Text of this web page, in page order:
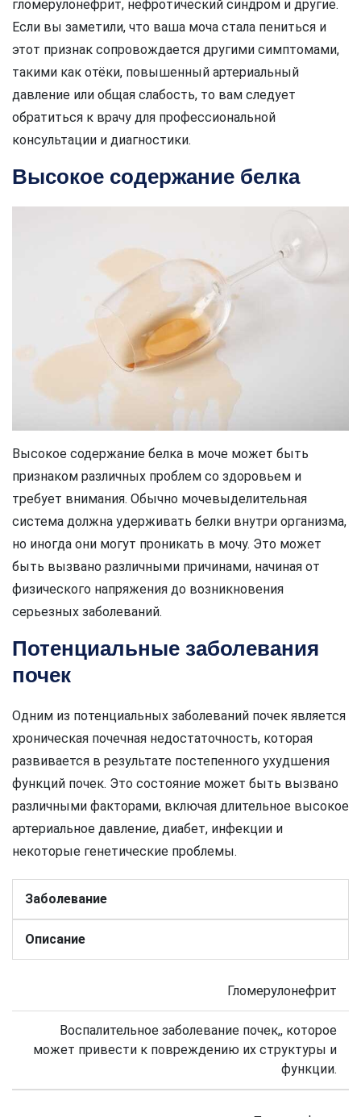
гломерулонефрит, нефротический синдром и другие.
Если вы заметили, что ваша моча стала пениться и
этот признак сопровождается другими симптомами,
такими как отёки, повышенный артериальный
давление или общая слабость, то вам следует
обратиться к врачу для профессиональной
консультации и диагностики.
Высокое содержание белка
Высокое содержание белка в моче может быть
признаком различных проблем со здоровьем и
требует внимания. Обычно мочевыделительная
система должна удерживать белки внутри организма,
но иногда они могут проникать в мочу. Это может
быть вызвано различными причинами, начиная от
физического напряжения до возникновения
серьезных заболеваний.
Потенциальные заболевания
почек
Одним из потенциальных заболеваний почек является
хроническая почечная недостаточность, которая
развивается в результате постепенного ухудшения
функций почек. Это состояние может быть вызвано
различными факторами, включая длительное высокое
артериальное давление, диабет, инфекции и
некоторые генетические проблемы.
Заболевание
Описание
Гломерулонефрит
Воспалительное заболевание почек,, которое
может привести к повреждению их структуры и
функции.